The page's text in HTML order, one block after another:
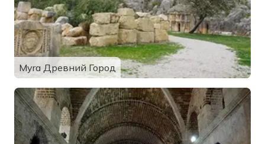
Myra Древний Город